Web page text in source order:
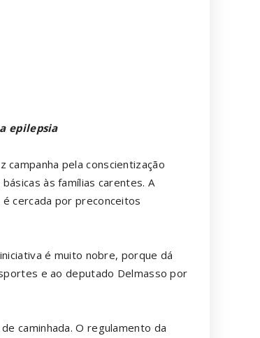
epilepsia
campanha pela conscientização
às famílias carentes. A
cercada por preconceitos
é muito nobre, porque dá
e ao deputado Delmasso por
caminhada. O regulamento da